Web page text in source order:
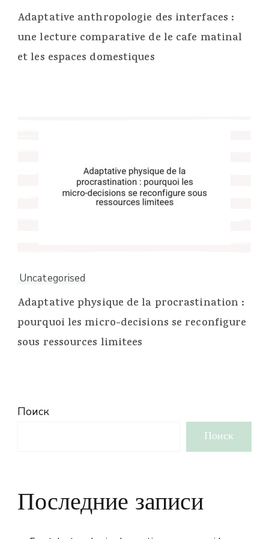
Adaptative anthropologie des interfaces :
une lecture comparative de le cafe matinal
et les espaces domestiques
Uncategorised
Adaptative physique de la procrastination :
pourquoi les micro-decisions se reconfigure
sous ressources limitees
Поиск
Поиск
Последние записи